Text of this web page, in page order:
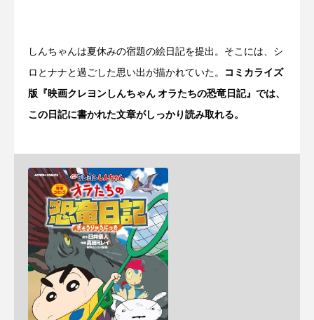
しんちゃんは夏休みの宿題の絵日記を提出。そこには、シ
ロとナナと過ごした思い出が描かれていた。 コミカライズ
版『映画クレヨンしんちゃん オラたちの恐竜日記』では、
この日記に書かれた文章がしっかり読み取れる。